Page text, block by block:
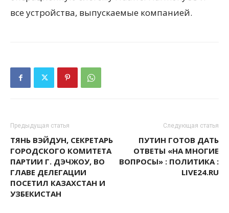
все устройства, выпускаемые компанией.
Предыдущая статья
ТЯНЬ ВЭЙДУН, СЕКРЕТАРЬ
ГОРОДСКОГО КОМИТЕТА
ПАРТИИ Г. ДЭЧЖОУ, ВО
ГЛАВЕ ДЕЛЕГАЦИИ
ПОСЕТИЛ КАЗАХСТАН И
УЗБЕКИСТАН
Следующая статья
ПУТИН ГОТОВ ДАТЬ
ОТВЕТЫ «НА МНОГИЕ
ВОПРОСЫ» : ПОЛИТИКА :
LIVE24.RU